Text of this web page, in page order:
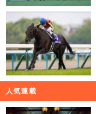
人気連載